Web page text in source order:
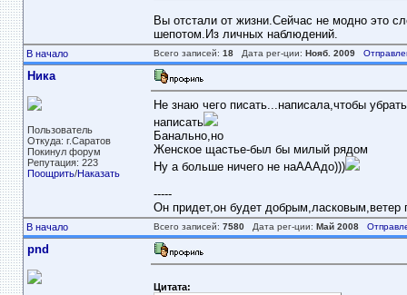
Вы отстали от жизни.Сейчас не модно это
шепотом.Из личных наблюдений.
В начало Всего записей: 18Дата рег-ции: Нояб. 2009
Ника
Пользователь
Откуда: г.Саратов
Покинул форум
Репутация: 223
Поощрить/Наказать
Не знаю чего писать...написала,чтобы
написать
Банально,но
Женское щастье-был бы милый рядом
Ну а больше ничего не наАААдо)))
-----
Он придет,он будет добрым,ласковым,ветер
В начало Всего записей: 7580Дата рег-ции: Май 2008
pnd
Цитата: